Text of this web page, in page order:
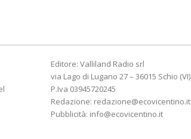
Editore: Valliland Radio srl
via Lago di Lugano 27 – 36015 Schio (VI)
P.Iva 03945720245
Redazione: redazione@ecovicentino.it
Pubblicità: info@ecovicentino.it